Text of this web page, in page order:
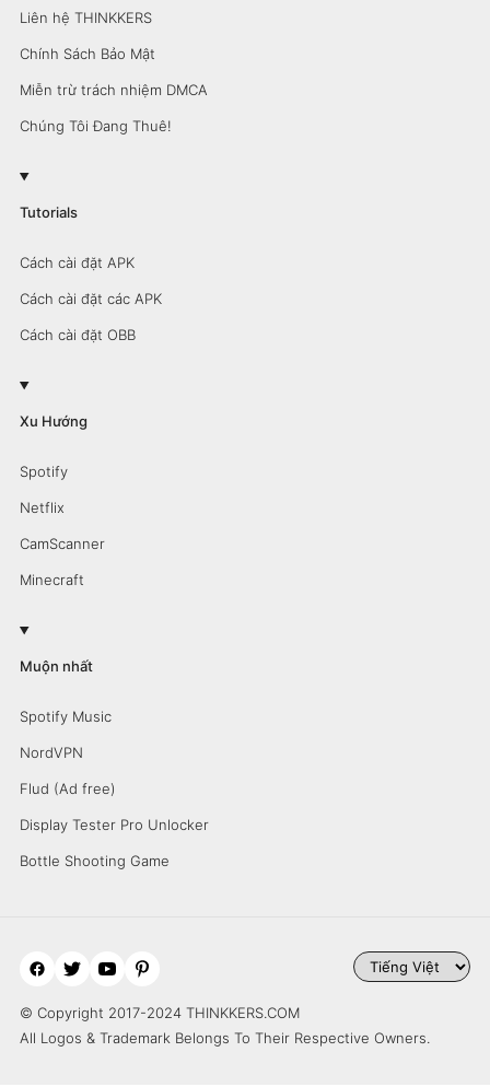
Liên hệ THINKKERS
Chính Sách Bảo Mật
Miễn trừ trách nhiệm DMCA
Chúng Tôi Đang Thuê!
Tutorials
Cách cài đặt APK
Cách cài đặt các APK
Cách cài đặt OBB
Xu Hướng
Spotify
Netflix
CamScanner
Minecraft
Muộn nhất
Spotify Music
NordVPN
Flud (Ad free)
Display Tester Pro Unlocker
Bottle Shooting Game
© Copyright 2017-2024 THINKKERS.COM
All Logos & Trademark Belongs To Their Respective Owners.